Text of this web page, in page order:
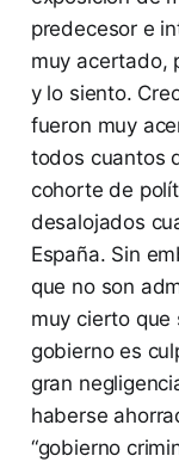
predecesor e
muy acertado,
y lo siento.
fueron muy
todos cuantos
cohorte de
desalojados
España. Sin
que no son
muy cierto que
gobierno es
gran
haberse
“gobierno